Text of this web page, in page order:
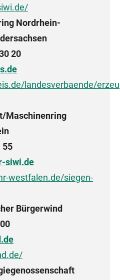
Nordrhein-
20
landesverbaende/
Maschinenring
55
siwi.de
westfalen.de/siegen-
Bürgerwind